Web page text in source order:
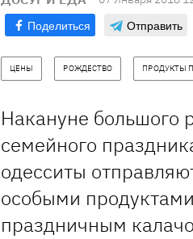
Поделиться Отправить
ЦЕНЫ РОЖДЕСТВО ПРОДУКТЫ
Накануне большого
семейного
одесситы
особыми
праздничным